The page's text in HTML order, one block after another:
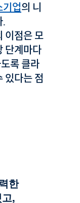
기업의 니
.
점은 모
단계마다
록 클라
있다는 점
한
,